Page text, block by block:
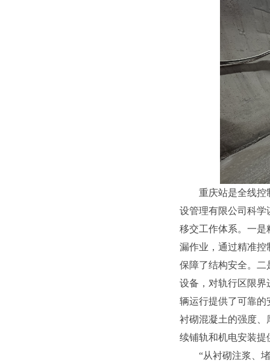
重庆站是全线控
设管理有限公司科学
移交工作体系。一是
漏作业，通过精准控
保障了结构安全。二
设备，对轨行区限界
辆运行提供了可靠的
衬砌混凝土的强度、
续铺轨和机电安装提
“从衬砌注浆、